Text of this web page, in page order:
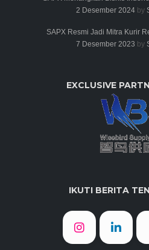
2 Desember 2024by
SAPX Resmi Jadi Mitra Kurir
7 Desember 2023 by
EXCLUSIVE
IKUTI BERITA